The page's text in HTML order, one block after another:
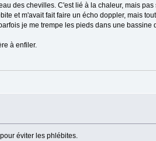
des chevilles. C'est lié à la chaleur, mais
et m'avait fait faire un écho doppler, mais tout
je me trempe les pieds dans une bassine
à enfiler.
éviter les phlébites.